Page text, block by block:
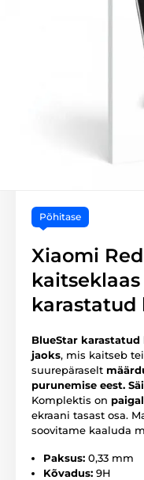
Põhitase
Xiaomi
karastatud
BlueStar
jaoks, mis kaitseb
suurepäraselt
purunemise eest.
Komplektis on
ekraani tasast osa.
soovitame kaaluda
Paksus: 0,33 mm
Kõvadus: 9H